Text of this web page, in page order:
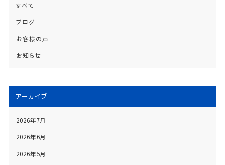
すべて
ブログ
お客様の声
お知らせ
アーカイブ
2026年7月
2026年6月
2026年5月